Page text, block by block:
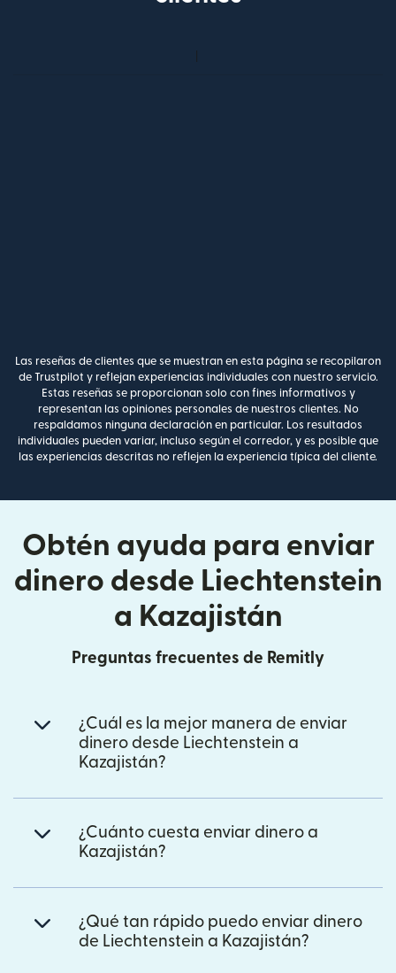
Las reseñas de clientes que se muestran en esta página se recopilaron
de Trustpilot y reflejan experiencias individuales con nuestro servicio.
Estas reseñas se proporcionan solo con fines informativos y
representan las opiniones personales de nuestros clientes. No
respaldamos ninguna declaración en particular. Los resultados
individuales pueden variar, incluso según el corredor, y es posible que
las experiencias descritas no reflejen la experiencia típica del cliente.
Obtén ayuda para enviar
dinero desde Liechtenstein
a Kazajistán
Preguntas frecuentes de Remitly
¿Cuál es la mejor manera de enviar
dinero desde Liechtenstein a
Kazajistán?
¿Cuánto cuesta enviar dinero a
Kazajistán?
¿Qué tan rápido puedo enviar dinero
de Liechtenstein a Kazajistán?